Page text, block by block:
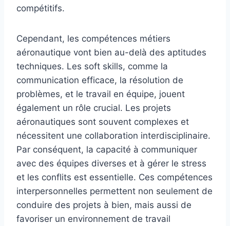
compétitifs.
Cependant, les compétences métiers
aéronautique vont bien au-delà des aptitudes
techniques. Les soft skills, comme la
communication efficace, la résolution de
problèmes, et le travail en équipe, jouent
également un rôle crucial. Les projets
aéronautiques sont souvent complexes et
nécessitent une collaboration interdisciplinaire.
Par conséquent, la capacité à communiquer
avec des équipes diverses et à gérer le stress
et les conflits est essentielle. Ces compétences
interpersonnelles permettent non seulement de
conduire des projets à bien, mais aussi de
favoriser un environnement de travail